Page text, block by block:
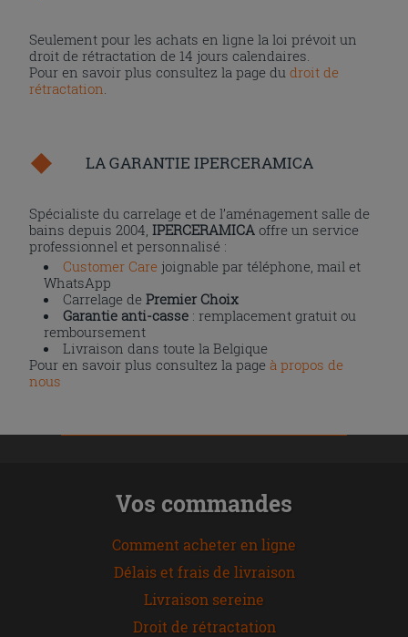
Seulement pour les achats en ligne la loi prévoit un
droit de rétractation de 14 jours calendaires.
Pour en savoir plus consultez la page dudroit de
rétractation
LA GARANTIE IPERCERAMICA
Spécialiste du carrelage et de l’aménagement salle de
bains depuis 2004,IPERCERAMICA offre un service
professionnel et personnalisé :
Customer Care joignable par téléphone, mail et
WhatsApp
Carrelage dePremier Choix
Garantie anti-casse : remplacement gratuit ou
remboursement
Livraison dans toute la Belgique
Pour en savoir plus consultez la page à propos de
nous
Vos commandes
Comment acheter en ligne
Délais et frais de livraison
Livraison sereine
Droit de rétractation